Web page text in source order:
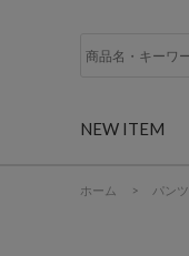
NEW ITEM
ホーム > パンツ